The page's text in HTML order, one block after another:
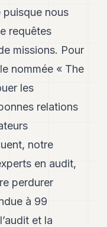
puisque nous
requêtes
missions. Pour
nommée « The
les
relations
notre
en audit,
perdurer
à 99
et la